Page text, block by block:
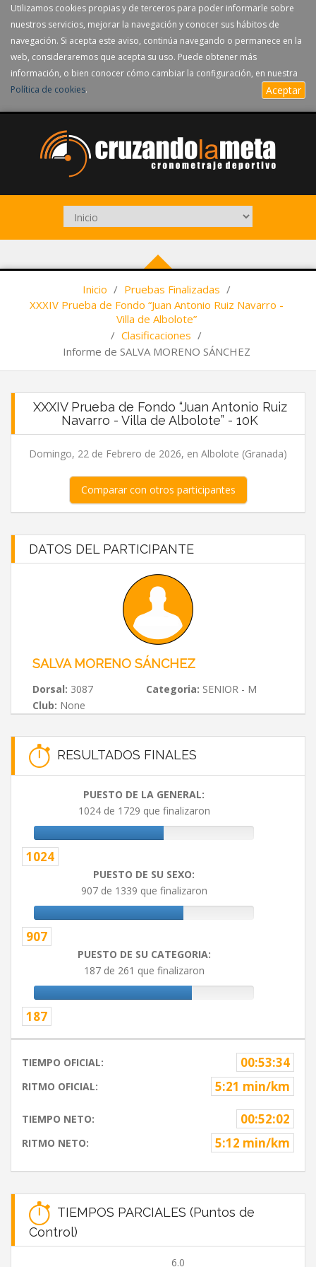
Utilizamos cookies propias y de terceros para poder informarle sobre
nuestros servicios, mejorar la navegación y conocer sus hábitos de
navegación. Si acepta este aviso, continúa navegando o permanece en la
web, consideraremos que acepta su uso. Puede obtener más
información, o bien conocer cómo cambiar la configuración, en nuestra
Política de cookies. Aceptar
Inicio / Pruebas Finalizadas /
XXXIV Prueba de Fondo “Juan Antonio Ruiz Navarro -
Villa de Albolote”
/ Clasificaciones /
Informe de SALVA MORENO SÁNCHEZ
XXXIV Prueba de Fondo “Juan Antonio Ruiz
Navarro - Villa de Albolote” - 10K
Domingo, 22 de Febrero de 2026, en Albolote (Granada)
Comparar con otros participantes
DATOS DEL PARTICIPANTE
SALVA MORENO SÁNCHEZ
Dorsal: 3087 Categoria: SENIOR - M
Club: None
RESULTADOS FINALES
PUESTO DE LA GENERAL:
1024 de 1729 que finalizaron
1024
PUESTO DE SU SEXO:
907 de 1339 que finalizaron
907
PUESTO DE SU CATEGORIA:
187 de 261 que finalizaron
187
TIEMPO OFICIAL: 00:53:34
RITMO OFICIAL: 5:21 min/km
TIEMPO NETO: 00:52:02
RITMO NETO: 5:12 min/km
TIEMPOS PARCIALES (Puntos de
Control)
6.0